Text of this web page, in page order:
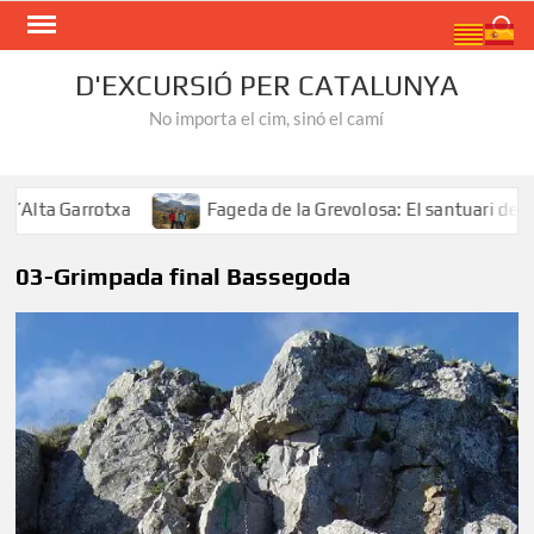
Skip
D'EXCURSIÓ PER CATALUNYA
No importa el cim, sinó el camí
Garrotxa Fageda de la Grevolosa: El santuari dels
03-Grimpada final Bassegoda